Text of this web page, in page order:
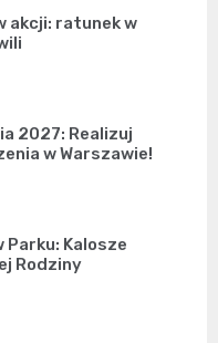
akcji: ratunek w
2027: Realizuj
w Warszawie!
Parku: Kalosze
Rodziny